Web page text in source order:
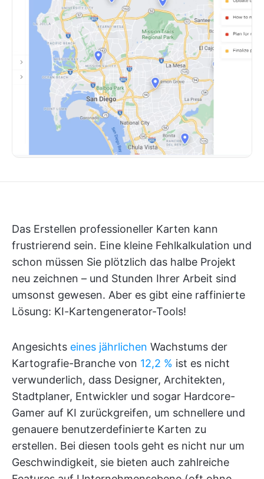
Das Erstellen professioneller Karten kann
frustrierend sein. Eine kleine Fehlkalkulation und
schon müssen Sie plötzlich das halbe Projekt
neu zeichnen – und Stunden Ihrer Arbeit sind
umsonst gewesen. Aber es gibt eine raffinierte
Lösung: KI-Kartengenerator-Tools!
Angesichts eines jährlichen Wachstums der
Kartografie-Branche von 12,2 % ist es nicht
verwunderlich, dass Designer, Architekten,
Stadtplaner, Entwickler und sogar Hardcore-
Gamer auf KI zurückgreifen, um schnellere und
genauere benutzerdefinierte Karten zu
erstellen. Bei diesen tools geht es nicht nur um
Geschwindigkeit, sie bieten auch zahlreiche